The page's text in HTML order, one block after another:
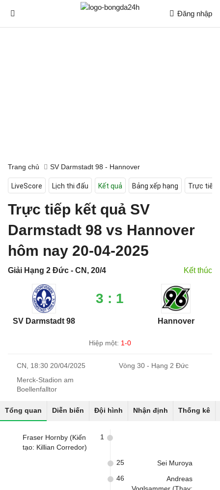
Đăng nhập
Trang chủ SV Darmstadt 98 - Hannover
LiveScore Lịch thi đấu Kết quả Bảng xếp hạng Trực tiếp
Trực tiếp kết quả SV
Darmstadt 98 vs Hannover
hôm nay 20-04-2025
Giải Hạng 2 Đức - CN, 20/4 Kết thúc
SV Darmstadt 98
3 : 1
Hannover
Hiệp một: 1-0
CN, 18:30 20/04/2025
Vòng 30 - Hạng 2 Đức
Merck-Stadion am
Boellenfalltor
Tổng quan Diễn biến Đội hình Nhận định Thống kê
Fraser Hornby (Kiến
tạo: Killian Corredor)
1
Sei Muroya
25
Andreas
46